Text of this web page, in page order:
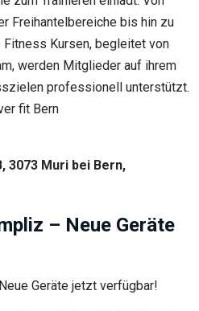
Freihantelbereiche bis hin zu
Fitness Kursen, begleitet von
werden Mitglieder auf ihrem
professionell unterstützt.
fit Bern
3073 Muri bei Bern,
– Neue Geräte